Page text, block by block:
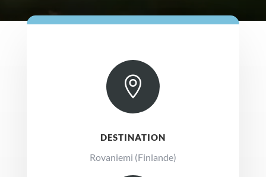

DESTINATION
Rovaniemi (Finlande)